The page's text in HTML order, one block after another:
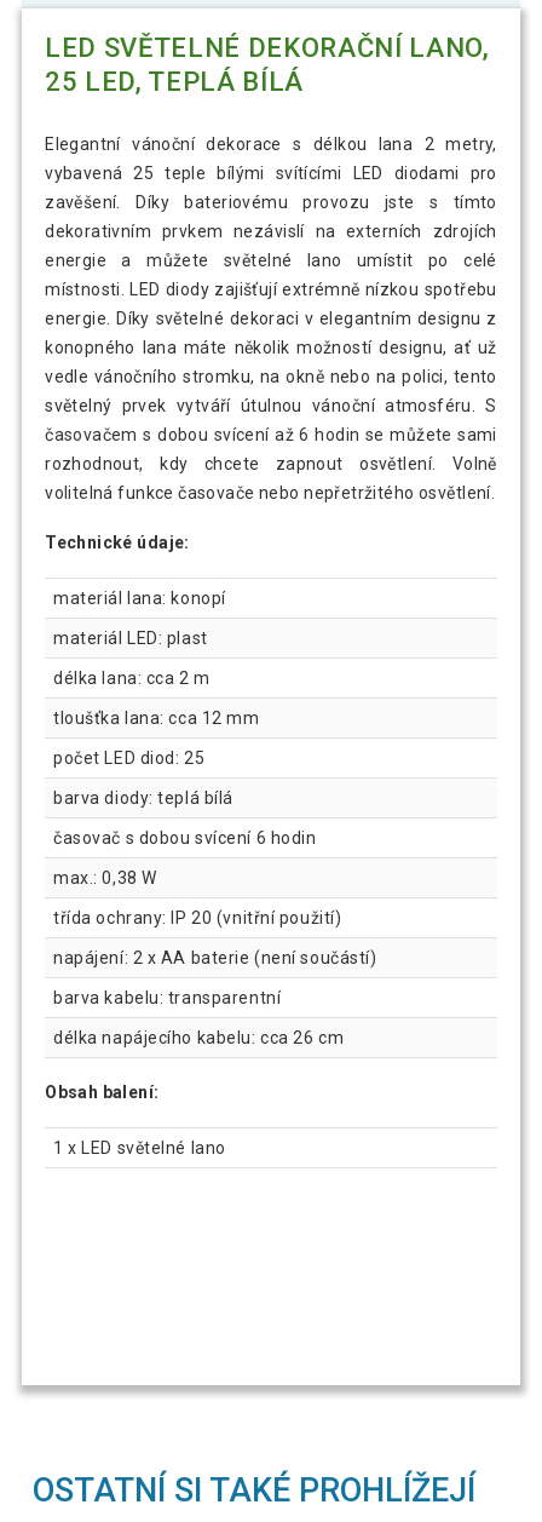
LED SVĚTELNÉ DEKORAČNÍ LANO,
25 LED, TEPLÁ BÍLÁ
Elegantní vánoční dekorace s délkou lana 2 metry,
vybavená 25 teple bílými svítícími LED diodami pro
zavěšení. Díky bateriovému provozu jste s tímto
dekorativním prvkem nezávislí na externích zdrojích
energie a můžete světelné lano umístit po celé
místnosti. LED diody zajišťují extrémně nízkou spotřebu
energie. Díky světelné dekoraci v elegantním designu z
konopného lana máte několik možností designu, ať už
vedle vánočního stromku, na okně nebo na polici, tento
světelný prvek vytváří útulnou vánoční atmosféru. S
časovačem s dobou svícení až 6 hodin se můžete sami
rozhodnout, kdy chcete zapnout osvětlení. Volně
volitelná funkce časovače nebo nepřetržitého osvětlení.
Technické údaje:
materiál lana: konopí
materiál LED: plast
délka lana: cca 2 m
tloušťka lana: cca 12 mm
počet LED diod: 25
barva diody: teplá bílá
časovač s dobou svícení 6 hodin
max.: 0,38 W
třída ochrany: IP 20 (vnitřní použití)
napájení: 2 x AA baterie (není součástí)
barva kabelu: transparentní
délka napájecího kabelu: cca 26 cm
Obsah balení:
1 x LED světelné lano
OSTATNÍ SI TAKÉ PROHLÍŽEJÍ